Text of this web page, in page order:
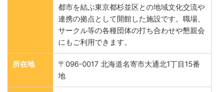
都市を結ぶ東京都杉並区との地域文化交流や
連携の拠点として開館した施設です。職場、
サークル等の各種団体の打ち合わせや懇親会
にもご利用できます。
所在地
〒096-0017 北海道名寄市大通北1丁目15番
地